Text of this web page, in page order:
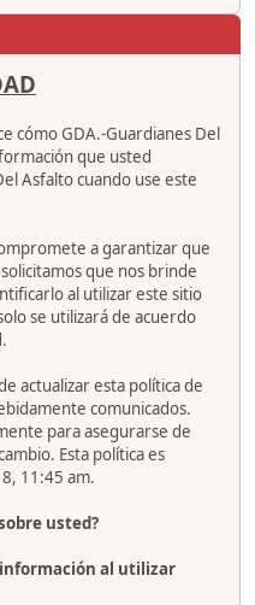
cómo GDA.-Guardianes Del
que usted
Asfalto cuando use este
a garantizar que
que nos brinde
al utilizar este sitio
se utilizará de acuerdo
actualizar esta política de
comunicados.
para asegurarse de
Esta política es
11:45 am.
usted?
al utilizar